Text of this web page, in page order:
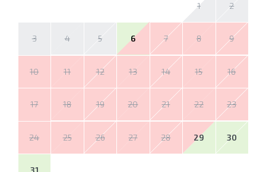
1 2
3 4 5 6 7 8 9
10 11 12 13 14 15 16
17 18 19 20 21 22 23
24 25 26 27 28 29 30